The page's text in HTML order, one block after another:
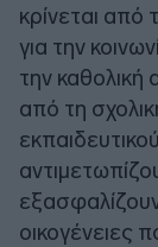
κρίνεται από
για την
την
από τη
οικογένειες